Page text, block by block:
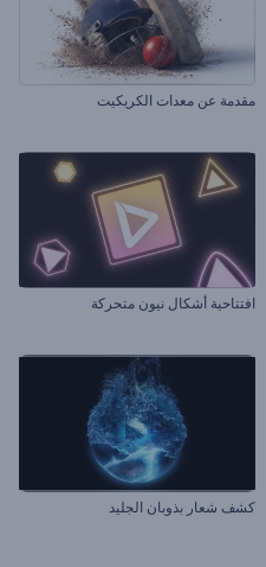
مقدمة عن معدات الكريكيت
افتتاحية أشكال نيون متحركة
كشف شعار بذوبان الجليد